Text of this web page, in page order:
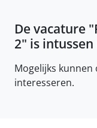
De vacature "
2" is
Mogelijks
interesseren.